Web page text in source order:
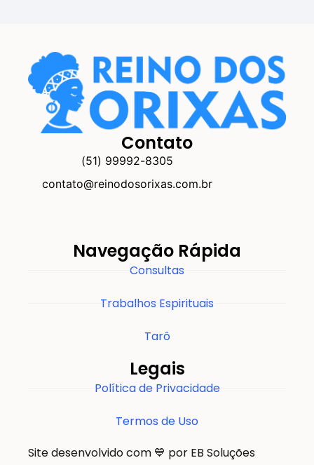
Contato
(51) 99992-8305
contato@reinodosorixas.com.br
Navegação Rápida
Consultas
Trabalhos Espirituais
Tarô
Legais
Política de Privacidade
Termos de Uso
Site desenvolvido com 💙 por EB Soluções